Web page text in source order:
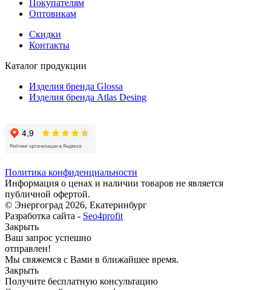
Покупателям
Оптовикам
Скидки
Контакты
Каталог продукции
Изделия бренда Glossa
Изделия бренда Atlas Desing
Политика конфиденциальности
Информация о ценах и наличии товаров не является
публичной офертой.
© Энергоград 2026, Екатеринбург
Разработка сайта - Seo4profit
Закрыть
Ваш запрос успешно
отправлен!
Мы свяжемся с Вами в ближайшее время.
Закрыть
Получите бесплатную консультацию